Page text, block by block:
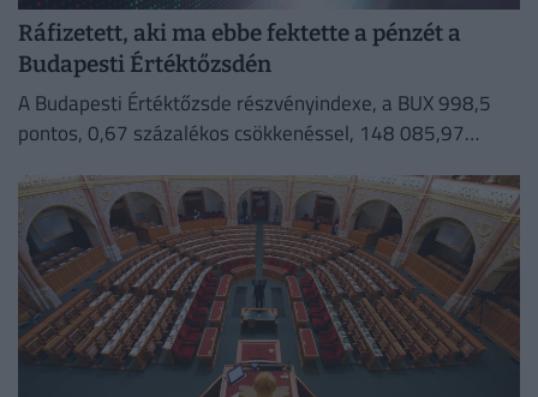
Ráfizetett, aki ma ebbe fektette a pénzét a
Budapesti Értéktőzsdén
A Budapesti Értéktőzsde részvényindexe, a BUX 998,5
pontos, 0,67 százalékos csökkenéssel, 148 085,97